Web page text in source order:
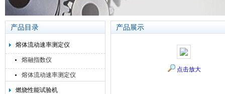
产品目录
熔体流动速率测定仪
熔融指数仪
熔体流动速率测定仪
燃烧性能试验机
产品展示
点击放大